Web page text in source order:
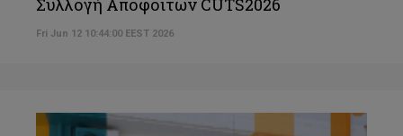
Συλλογή Αποφοίτων CUTS2026
Fri Jun 12 10:44:00 EEST 2026